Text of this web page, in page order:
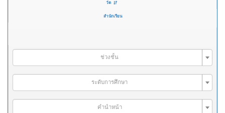
วัด
สำนักเรียน
ช่วงชั้น
ระดับการศึกษา
คำนำหน้า